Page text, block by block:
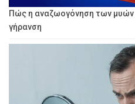
Πώς η αναζωογόνηση των μυών
γήρανση